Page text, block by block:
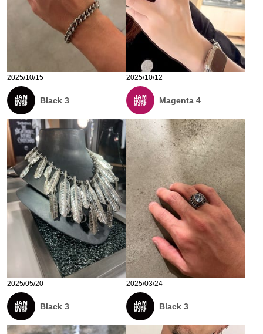
2025/10/15
Black 3
2025/10/12
Magenta 4
2025/05/20
Black 3
2025/03/24
Black 3